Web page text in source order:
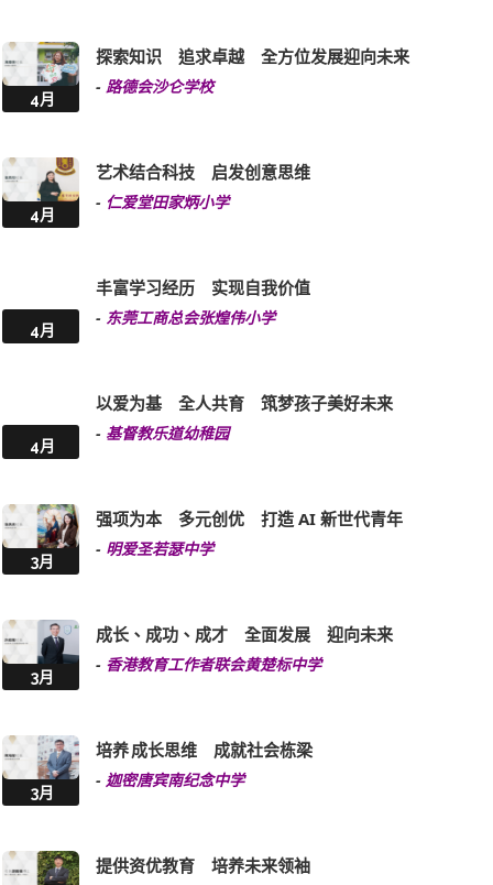
4月
探索知识 追求卓越 全方位发展迎向未来
- 路德会沙仑学校
4月
艺术结合科技 启发创意思维
- 仁爱堂田家炳小学
4月
丰富学习经历 实现自我价值
- 东莞工商总会张煌伟小学
4月
以爱为基 全人共育 筑梦孩子美好未来
- 基督教乐道幼稚园
3月
强项为本 多元创优 打造 AI 新世代青年
- 明爱圣若瑟中学
3月
成长、成功、成才 全面发展 迎向未来
- 香港教育工作者联会黄楚标中学
3月
培养 成长思维 成就社会栋梁
- 迦密唐宾南纪念中学
提供资优教育 培养未来领袖